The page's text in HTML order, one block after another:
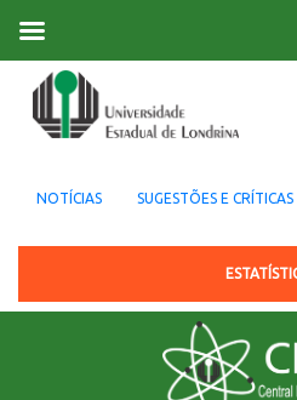
NOTÍCIAS SUGESTÕES E CRÍTICAS